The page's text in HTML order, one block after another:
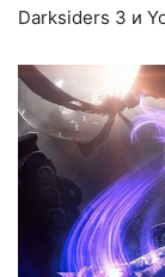
Darksiders 3 и